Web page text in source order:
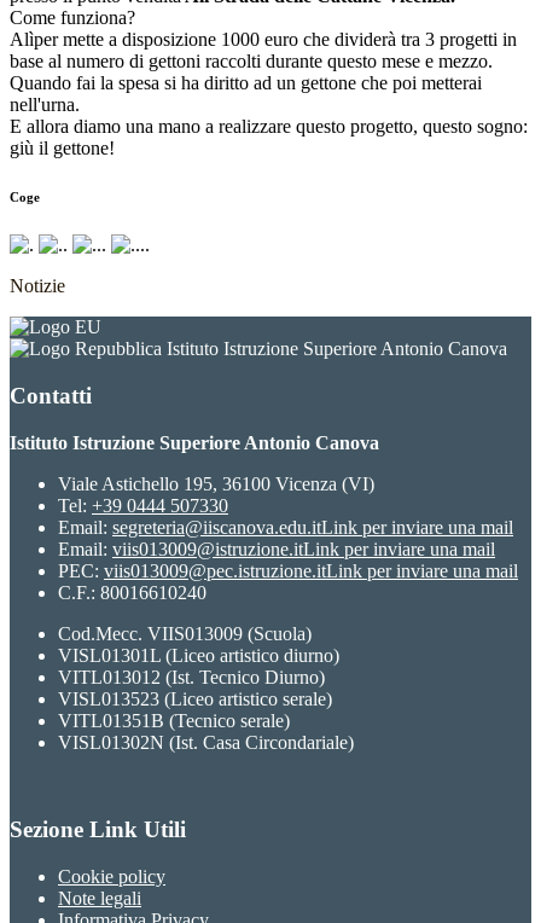
Come funziona?
Alìper mette a disposizione 1000 euro che dividerà tra 3 progetti in
base al numero di gettoni raccolti durante questo mese e mezzo.
Quando fai la spesa si ha diritto ad un gettone che poi metterai
nell'urna.
E allora diamo una mano a realizzare questo progetto, questo sogno:
giù il gettone!
Coge
Notizie
Istituto Istruzione Superiore Antonio Canova
Contatti
Istituto Istruzione Superiore Antonio Canova
Viale Astichello 195, 36100 Vicenza (VI)
Tel: +39 0444 507330
Email: segreteria@iiscanova.edu.itLink per inviare una mail
Email: viis013009@istruzione.itLink per inviare una mail
PEC: viis013009@pec.istruzione.itLink per inviare una mail
C.F.: 80016610240
Cod.Mecc. VIIS013009 (Scuola)
VISL01301L (Liceo artistico diurno)
VITL013012 (Ist. Tecnico Diurno)
VISL013523 (Liceo artistico serale)
VITL01351B (Tecnico serale)
VISL01302N (Ist. Casa Circondariale)
Sezione Link Utili
Cookie policy
Note legali